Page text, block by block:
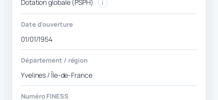
Dotation globale (PSPH) i
Date d’ouverture
01/01/1954
Département / région
Yvelines / Île-de-France
Numéro FINESS